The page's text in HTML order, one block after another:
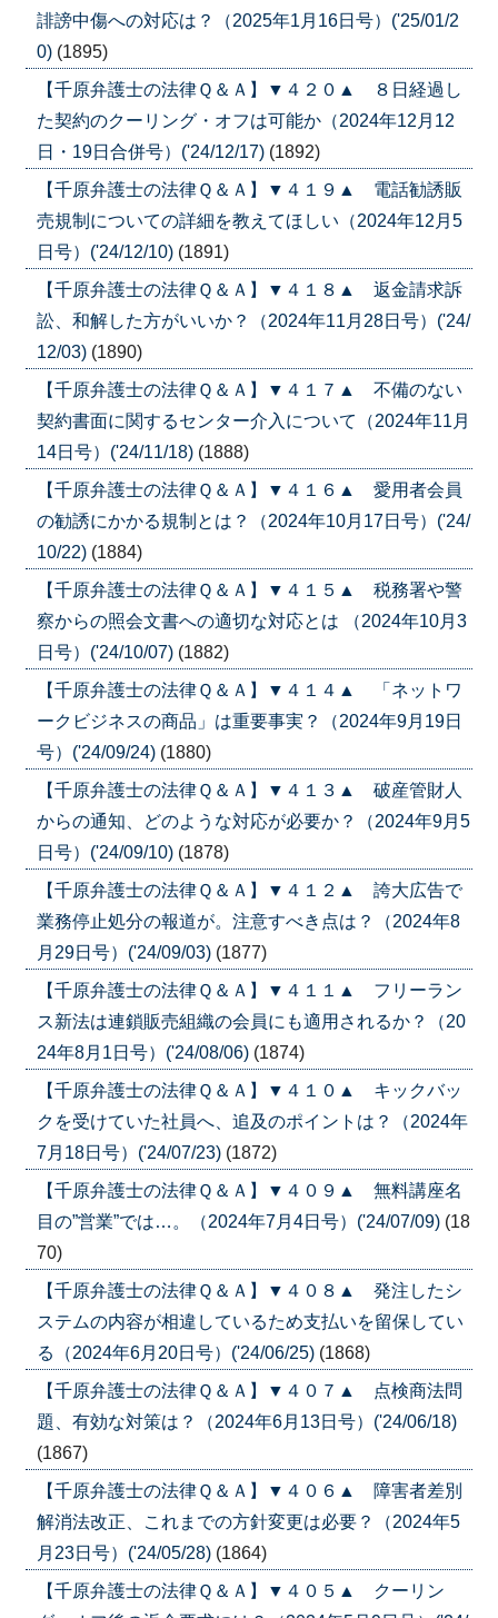
誹謗中傷への対応は？（2025年1月16日号）('25/01/2
0) (1895)
【千原弁護士の法律Ｑ＆Ａ】▼４２０▲ ８日経過し
た契約のクーリング・オフは可能か（2024年12月12
日・19日合併号）('24/12/17) (1892)
【千原弁護士の法律Ｑ＆Ａ】▼４１９▲ 電話勧誘販
売規制についての詳細を教えてほしい（2024年12月5
日号）('24/12/10) (1891)
【千原弁護士の法律Ｑ＆Ａ】▼４１８▲ 返金請求訴
訟、和解した方がいいか？（2024年11月28日号）('24/
12/03) (1890)
【千原弁護士の法律Ｑ＆Ａ】▼４１７▲ 不備のない
契約書面に関するセンター介入について（2024年11月
14日号）('24/11/18) (1888)
【千原弁護士の法律Ｑ＆Ａ】▼４１６▲ 愛用者会員
の勧誘にかかる規制とは？（2024年10月17日号）('24/
10/22) (1884)
【千原弁護士の法律Ｑ＆Ａ】▼４１５▲ 税務署や警
察からの照会文書への適切な対応とは （2024年10月3
日号）('24/10/07) (1882)
【千原弁護士の法律Ｑ＆Ａ】▼４１４▲ 「ネットワ
ークビジネスの商品」は重要事実？（2024年9月19日
号）('24/09/24) (1880)
【千原弁護士の法律Ｑ＆Ａ】▼４１３▲ 破産管財人
からの通知、どのような対応が必要か？（2024年9月5
日号）('24/09/10) (1878)
【千原弁護士の法律Ｑ＆Ａ】▼４１２▲ 誇大広告で
業務停止処分の報道が。注意すべき点は？（2024年8
月29日号）('24/09/03) (1877)
【千原弁護士の法律Ｑ＆Ａ】▼４１１▲ フリーラン
ス新法は連鎖販売組織の会員にも適用されるか？（20
24年8月1日号）('24/08/06) (1874)
【千原弁護士の法律Ｑ＆Ａ】▼４１０▲ キックバッ
クを受けていた社員へ、追及のポイントは？（2024年
7月18日号）('24/07/23) (1872)
【千原弁護士の法律Ｑ＆Ａ】▼４０９▲ 無料講座名
目の”営業”では…。（2024年7月4日号）('24/07/09) (18
70)
【千原弁護士の法律Ｑ＆Ａ】▼４０８▲ 発注したシ
ステムの内容が相違しているため支払いを留保してい
る（2024年6月20日号）('24/06/25) (1868)
【千原弁護士の法律Ｑ＆Ａ】▼４０７▲ 点検商法問
題、有効な対策は？（2024年6月13日号）('24/06/18)
(1867)
【千原弁護士の法律Ｑ＆Ａ】▼４０６▲ 障害者差別
解消法改正、これまでの方針変更は必要？（2024年5
月23日号）('24/05/28) (1864)
【千原弁護士の法律Ｑ＆Ａ】▼４０５▲ クーリン